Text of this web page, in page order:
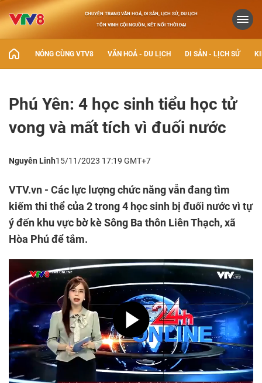
CHUYÊN TRANG VĂN HOÁ, DI SẢN, LỊCH SỬ, DU LỊCH
TÔN VINH CỘI NGUỒN, KẾT NỐI THỜI ĐẠI
NÓNG CÙNG VTV8 VĂN HOÁ - DU LỊCH DI SẢN - LỊCH SỬ
Phú Yên: 4 học sinh tiểu học tử
vong và mất tích vì đuối nước
Nguyên Linh15/11/2023 17:19 GMT+7
VTV.vn - Các lực lượng chức năng vẫn đang tìm
kiếm thi thể của 2 trong 4 học sinh bị đuối nước vì tự
ý đến khu vực bờ kè Sông Ba thôn Liên Thạch, xã
Hòa Phú để tắm.